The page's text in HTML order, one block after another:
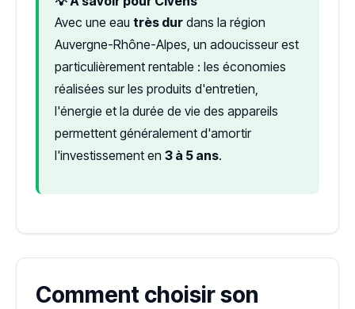
Avec une eau très dur dans la région
Auvergne-Rhône-Alpes, un adoucisseur est
particulièrement rentable : les économies
réalisées sur les produits d'entretien,
l'énergie et la durée de vie des appareils
permettent généralement d'amortir
l'investissement en 3 à 5 ans.
Comment choisir son